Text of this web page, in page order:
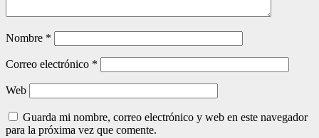
Nombre *
Correo electrónico *
Web
Guarda mi nombre, correo electrónico y web en este navegador
para la próxima vez que comente.